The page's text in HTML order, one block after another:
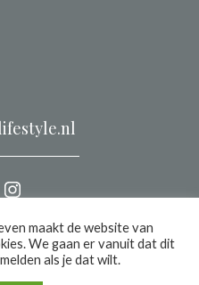
2026 |Privacy
maakt de website van
We gaan er vanuit dat dit
als je dat wilt.